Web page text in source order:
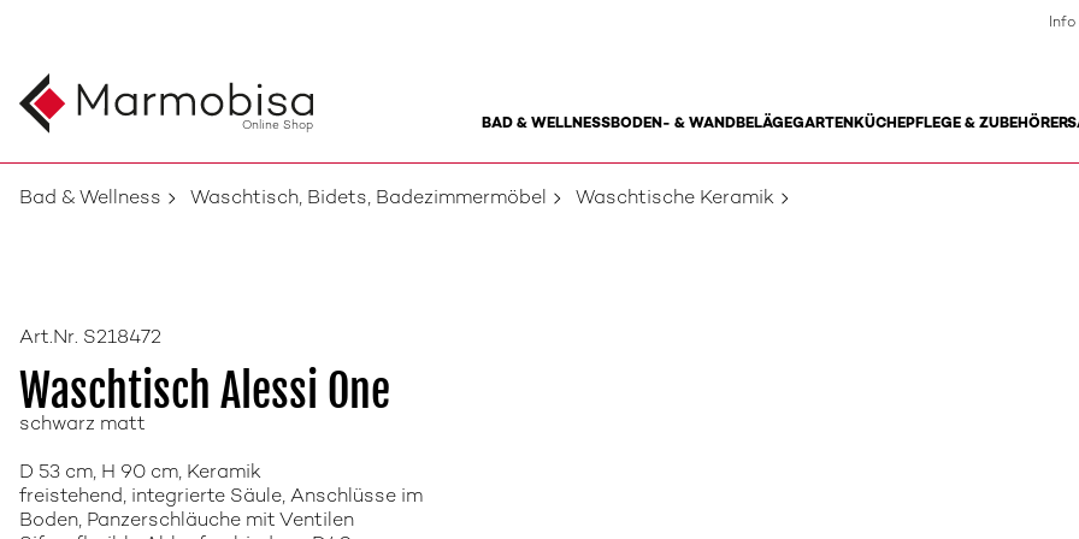
Online Shop BAD & WELLNESSBODEN- & WANDBELÄGEGARTENKÜCHEPFLEGE & ZUBEHÖR
Info
Bad & Wellness Waschtisch, Bidets, Badezimmermöbel Waschtische Keramik
Art.Nr. S218472
Waschtisch Alessi One
schwarz matt
D 53 cm, H 90 cm, Keramik
freistehend, integrierte Säule, Anschlüsse im
Boden, Panzerschläuche mit Ventilen